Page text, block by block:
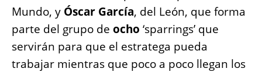
Mundo, y Óscar García, del León, que forma
parte del grupo de ocho ‘sparrings’ que
servirán para que el estratega pueda
trabajar mientras que poco a poco llegan los